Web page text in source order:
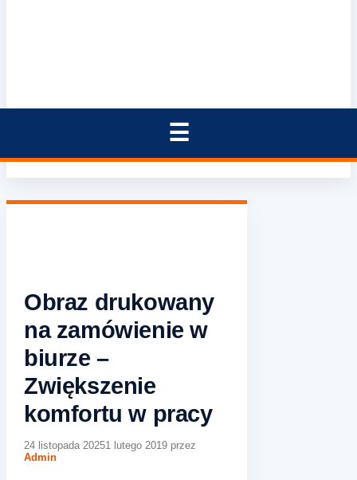
Obraz drukowany
na zamówienie w
biurze –
Zwiększenie
komfortu w pracy
24 listopada 20251 lutego 2019 przez
Admin